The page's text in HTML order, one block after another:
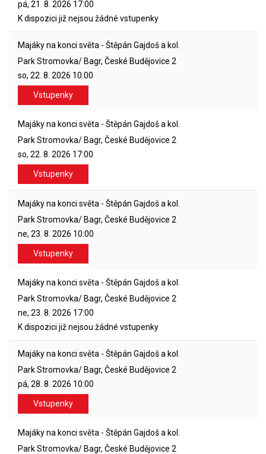
pá, 21. 8. 2026 17:00
K dispozici již nejsou žádné vstupenky
Majáky na konci světa - Štěpán Gajdoš a kol.
Park Stromovka/ Bagr, České Budějovice 2
so, 22. 8. 2026 10:00
Vstupenky
Majáky na konci světa - Štěpán Gajdoš a kol.
Park Stromovka/ Bagr, České Budějovice 2
so, 22. 8. 2026 17:00
Vstupenky
Majáky na konci světa - Štěpán Gajdoš a kol.
Park Stromovka/ Bagr, České Budějovice 2
ne, 23. 8. 2026 10:00
Vstupenky
Majáky na konci světa - Štěpán Gajdoš a kol.
Park Stromovka/ Bagr, České Budějovice 2
ne, 23. 8. 2026 17:00
K dispozici již nejsou žádné vstupenky
Majáky na konci světa - Štěpán Gajdoš a kol.
Park Stromovka/ Bagr, České Budějovice 2
pá, 28. 8. 2026 10:00
Vstupenky
Majáky na konci světa - Štěpán Gajdoš a kol.
Park Stromovka/ Bagr, České Budějovice 2